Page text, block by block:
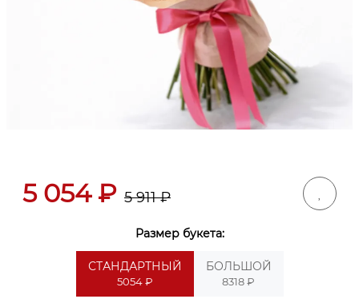
5 054₽ 5 911₽
Размер букета:
СТАНДАРТНЫЙ
5054 ₽
БОЛЬШОЙ
8318 ₽